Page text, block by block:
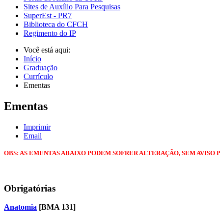
Sites de Auxílio Para Pesquisas
SuperEst - PR7
Biblioteca do CFCH
Regimento do IP
Você está aqui:
Início
Graduação
Currículo
Ementas
Ementas
Imprimir
Email
OBS: AS EMENTAS ABAIXO PODEM SOFRER ALTERAÇÃO, SEM AVISO
Obrigatórias
Anatomia [BMA 131]